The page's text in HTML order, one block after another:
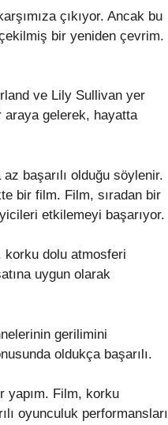
çıkıyor. Ancak bu
bir yeniden çevrim.
ve Lily Sullivan yer
araya gelerek, hayatta
başarılı olduğu söylenir.
bir film. Film, sıradan bir
etkilemeyi başarıyor.
korku dolu atmosferi
uygun olarak
gerilimini
oldukça başarılı.
yapım. Film, korku
oyunculuk performansları